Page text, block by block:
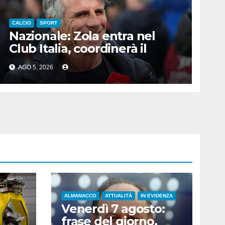
CALCIO SPORT
Nazionale: Zola entra nel
Club Italia, coordinerà il
settore giovanile
AGO 5, 2026
ALMANACCO ATTUALITÀ IN EVIDENZA
Venerdì 7 agosto:
frase del giorno,